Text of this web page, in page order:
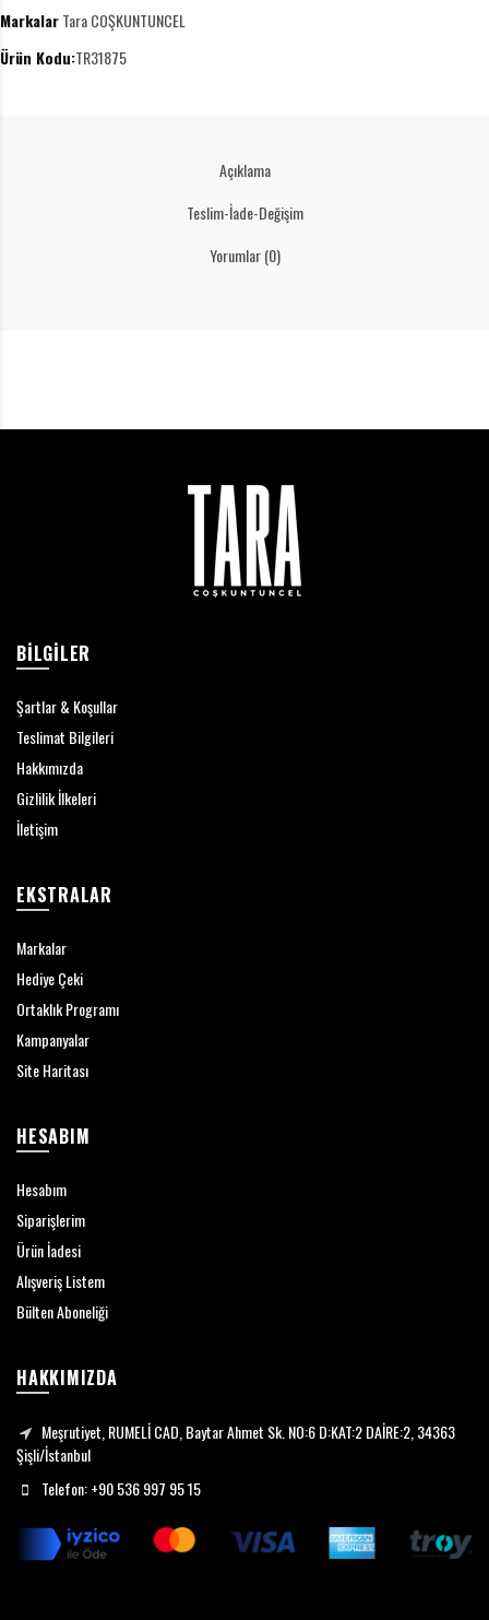
MarkalarTara COŞKUNTUNCEL
Ürün Kodu:TR31875
Açıklama
Teslim-İade-Değişim
Yorumlar (0)
BILGILER
Şartlar & Koşullar
Teslimat Bilgileri
Hakkımızda
Gizlilik İlkeleri
İletişim
EKSTRALAR
Markalar
Hediye Çeki
Ortaklık Programı
Kampanyalar
Site Haritası
HESABIM
Hesabım
Siparişlerim
Ürün İadesi
Alışveriş Listem
Bülten Aboneliği
HAKKIMIZDA
Meşrutiyet, RUMELİ CAD, Baytar Ahmet Sk. NO:6 D:KAT:2 DAİRE:2, 34363
Şişli/İstanbul
Telefon: +90 536 997 95 15